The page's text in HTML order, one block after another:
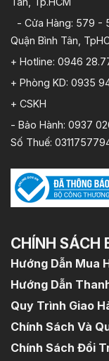
- Cửa Hàng: 579 -
Quận Bình Tân,
+ Hotline: 0946
+ Phòng KD: 0935
+ CSKH
- Bảo Hành: 0937
Số Thuế:
CHÍNH SÁCH
Hướng Dẫn Mua
Hướng Dẫn
Quy Trình Giao
Chính Sách Và
Chính Sách Đổi